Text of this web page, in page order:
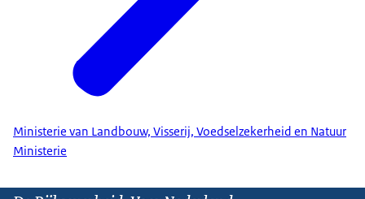
Ministerie van Landbouw, Visserij, Voedselzekerheid en Natuur
Ministerie